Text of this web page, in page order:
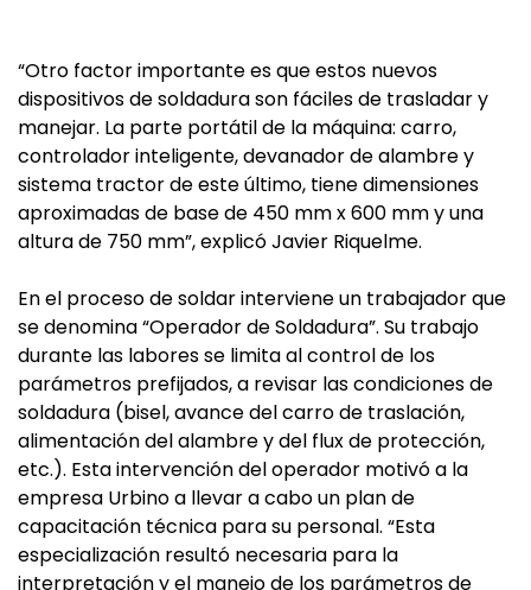
“Otro factor importante es que estos nuevos
dispositivos de soldadura son fáciles de trasladar y
manejar. La parte portátil de la máquina: carro,
controlador inteligente, devanador de alambre y
sistema tractor de este último, tiene dimensiones
aproximadas de base de 450 mm x 600 mm y una
altura de 750 mm”, explicó Javier Riquelme.
En el proceso de soldar interviene un trabajador que
se denomina “Operador de Soldadura”. Su trabajo
durante las labores se limita al control de los
parámetros prefijados, a revisar las condiciones de
soldadura (bisel, avance del carro de traslación,
alimentación del alambre y del flux de protección,
etc.). Esta intervención del operador motivó a la
empresa Urbino a llevar a cabo un plan de
capacitación técnica para su personal. “Esta
especialización resultó necesaria para la
interpretación y el manejo de los parámetros de